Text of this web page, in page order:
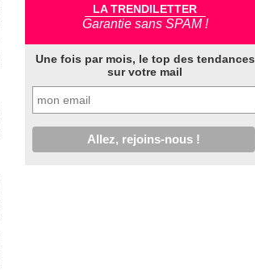
LA TRENDILETTER
Garantie sans SPAM !
Une fois par mois, le top des tendances
sur votre mail